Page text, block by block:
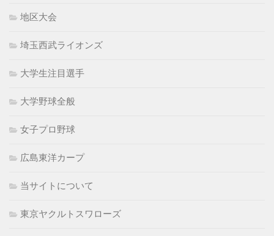
地区大会
埼玉西武ライオンズ
大学生注目選手
大学野球全般
女子プロ野球
広島東洋カープ
当サイトについて
東京ヤクルトスワローズ